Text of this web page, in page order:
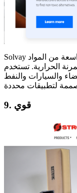
Solvay هي شركة كيميائية بلجيكية تقدم مجموعة واسعة من المواد
الحرارية. تستخدم
والسيارات والنفط
9. قوي